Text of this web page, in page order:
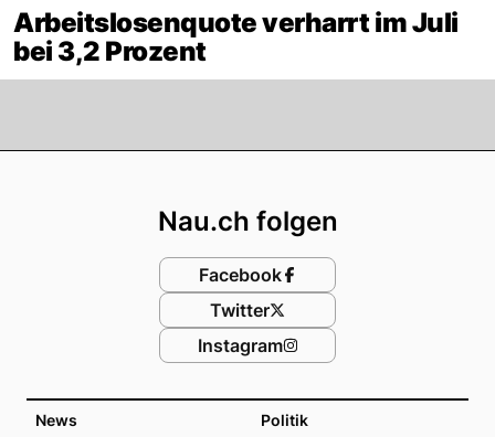
Arbeitslosenquote verharrt im Juli
bei 3,2 Prozent
News Politik
Nau.ch folgen
Facebook
Twitter
Instagram